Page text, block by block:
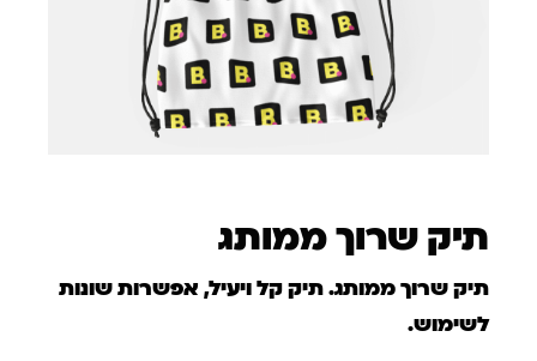
תיק שרוך ממותג
תיק שרוך ממותג. תיק קל ויעיל, אפשרות שונות
לשימוש.